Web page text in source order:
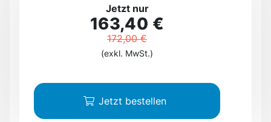
Jetzt nur
163,40 €
172,00 €
(exkl. MwSt.)
Jetzt bestellen